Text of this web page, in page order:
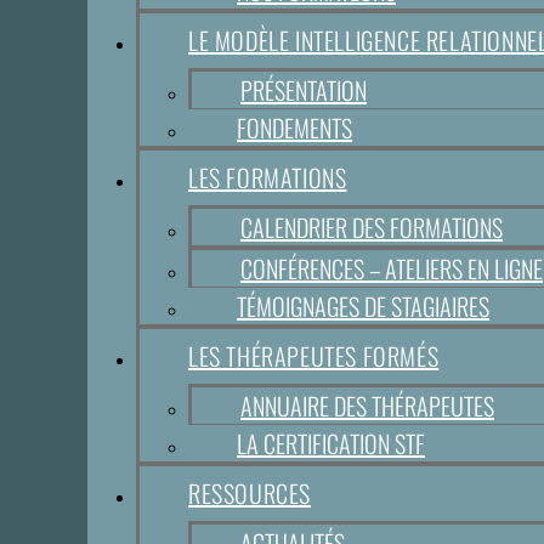
LE MODÈLE INTELLIGENCE
PRÉSENTATION
FONDEMENTS
LES FORMATIONS
CALENDRIER DES FORMATIONS
CONFÉRENCES – ATELIERS EN LIGNE
TÉMOIGNAGES DE STAGIAIRES
LES THÉRAPEUTES FORMÉS
ANNUAIRE DES THÉRAPEUTES
LA CERTIFICATION STF
RESSOURCES